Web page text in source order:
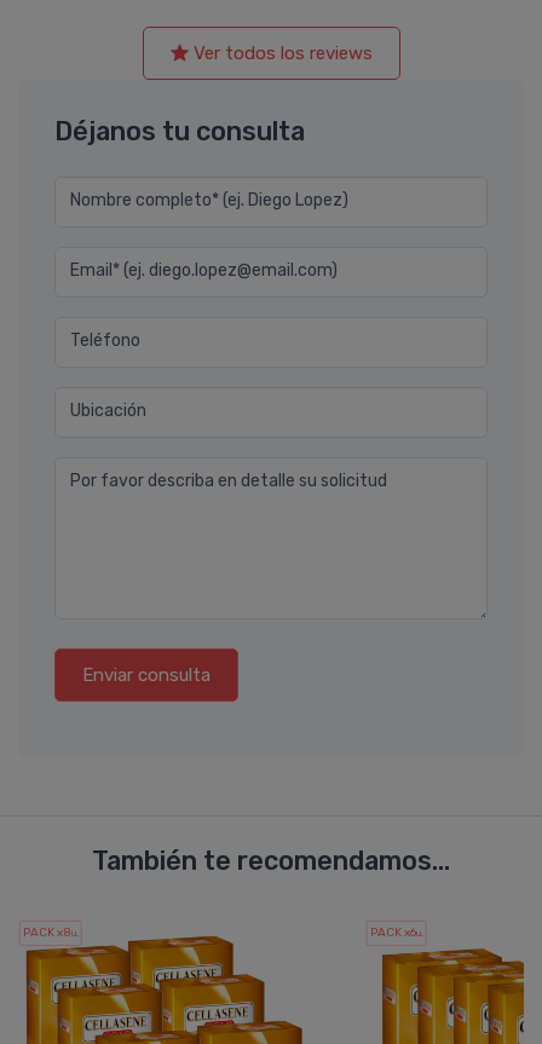
Ver todos los reviews
Déjanos tu consulta
Nombre completo* (ej. Diego Lopez)
Email* (ej. diego.lopez@email.com)
Teléfono
Ubicación
Por favor describa en detalle su solicitud
Enviar consulta
También te recomendamos...
PACK x8u. PACK x6u.